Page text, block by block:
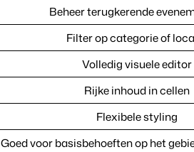
Beheer terugkerende
Filter op categorie of
Volledig visuele editor
Rijke inhoud in cellen
Flexibele styling
Goed voor basisbehoeften op het